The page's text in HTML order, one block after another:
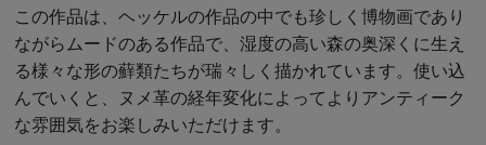
この作品は、ヘッケルの作品の中でも珍しく博物画であり
ながらムードのある作品で、湿度の高い森の奥深くに生え
る様々な形の蘚類たちが瑞々しく描かれています。使い込
んでいくと、ヌメ革の経年変化によってよりアンティーク
な雰囲気をお楽しみいただけます。